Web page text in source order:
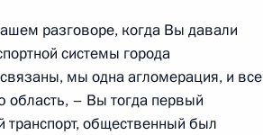
России
разговоре, когда Вы давали
системы города
мы одна агломерация, и все
область, – Вы тогда первый
транспорт, общественный был